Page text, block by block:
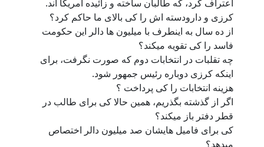
اعتراف کرد، که طالبان ساخته و زائیده امریکا اند.
کرزی و دارودسته اش را کی بالای ما حاکم کرد؟
از ده سال به اینطرف با میلیون ها دالر این حکومت
فاسد را کی تقویه میکند؟
چه تقلبات در انتخابات دوم که صورت نگرفت، برای
اینکه کرزی دوباره رئیس جمهور شود.
هزینه انتخابات را کی پرداخت ؟
اگر از گذشته بگذریم، همین حالا کی برای طالب در
قطر دفتر باز میکند؟
کی برای فامیل هایشان صد میلیون دالر اختصاص
میدهد؟